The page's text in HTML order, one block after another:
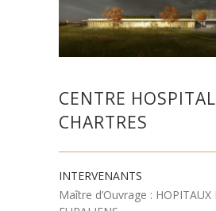
CENTRE
CHARTRES
INTERVENANTS
Maître d’Ouvrage : HOPITAUX